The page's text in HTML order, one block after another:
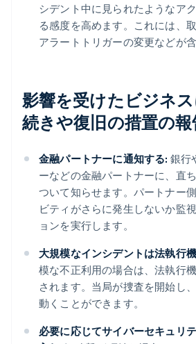
シデント中に見られたようなア
る感度を高めます。これには、
アラートトリガーの変更などが含
影響を受けたビジネ
続きや復旧の措置の報
金融パートナーに通知する: 銀行
ーなどの金融パートナーに、直
ついて知らせます。パートナー
ビティがさらに発生しないか監
ョンを実行します。
大規模なインシデントは法執行
模な不正利用の場合は、法執行
されます。当局が捜査を開始し
動くことができます。
必要に応じてサイバーセキュリ